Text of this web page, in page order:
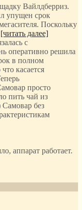
Вайлдберриз.
упущен срок
Поскольку
[читать далее]
с
оперативно решила
в полном
касается
просто
пить чай из
Самовар без
аппарат работает.